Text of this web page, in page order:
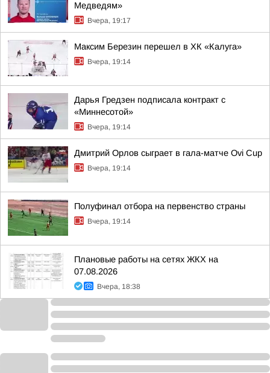
Медведям»
Вчера, 19:17
Максим Березин перешел в ХК «Калуга»
Вчера, 19:14
Дарья Гредзен подписала контракт с
«Миннесотой»
Вчера, 19:14
Дмитрий Орлов сыграет в гала-матче Ovi Cup
Вчера, 19:14
Полуфинал отбора на первенство страны
Вчера, 19:14
Плановые работы на сетях ЖКХ на
07.08.2026
Вчера, 18:38